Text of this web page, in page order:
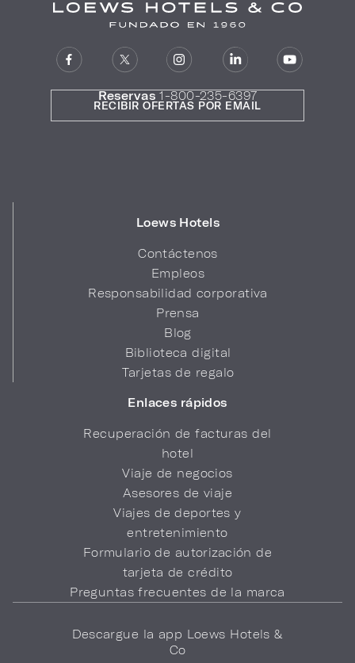
Reservas 1-800-235-6397
Loews Hotels
Contáctenos
Empleos
Responsabilidad corporativa
Prensa
Blog
Biblioteca digital
Tarjetas de regalo
Enlaces rápidos
Recuperación de facturas del
hotel
Viaje de negocios
Asesores de viaje
Viajes de deportes y
entretenimiento
Formulario de autorización de
tarjeta de crédito
Preguntas frecuentes de la marca
RECIBIR OFERTAS POR EMAIL
Descargue la app Loews Hotels &
Co